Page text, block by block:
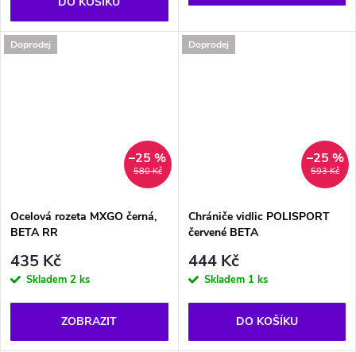
Doprodej
580 Kč
–25 %
Ocelová rozeta MXGO černá,
BETA RR
435 Kč
Skladem 2 ks
ZOBRAZIT
Doprodej
593 Kč
–25 %
Chrániče vidlic POLISPORT
červené BETA
444 Kč
Skladem 1 ks
DO KOŠÍKU